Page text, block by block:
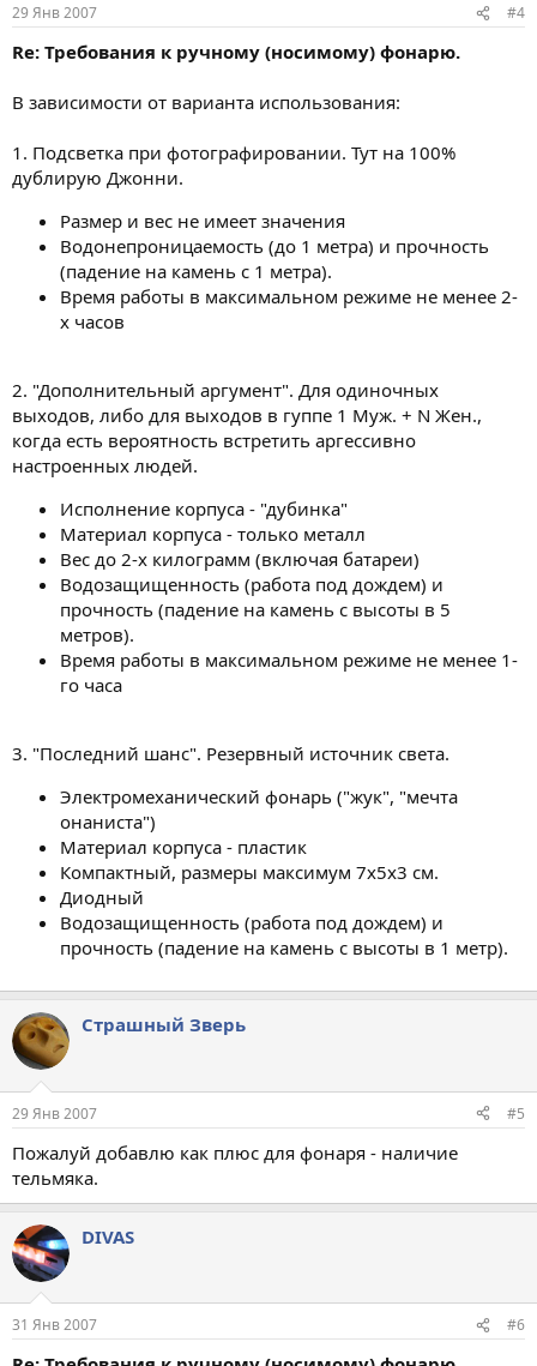
29 Янв 2007 #4
Re: Требования к ручному (носимому) фонарю.
В зависимости от варианта использования:
1. Подсветка при фотографировании. Тут на 100%
дублирую Джонни.
Размер и вес не имеет значения
Водонепроницаемость (до 1 метра) и прочность
(падение на камень с 1 метра).
Время работы в максимальном режиме не менее 2-
х часов
2. "Дополнительный аргумент". Для одиночных
выходов, либо для выходов в гуппе 1 Муж. + N Жен.,
когда есть вероятность встретить аргессивно
настроенных людей.
Исполнение корпуса - "дубинка"
Материал корпуса - только металл
Вес до 2-х килограмм (включая батареи)
Водозащищенность (работа под дождем) и
прочность (падение на камень с высоты в 5
метров).
Время работы в максимальном режиме не менее 1-
го часа
3. "Последний шанс". Резервный источник света.
Электромеханический фонарь ("жук", "мечта
онаниста")
Материал корпуса - пластик
Компактный, размеры максимум 7х5х3 см.
Диодный
Водозащищенность (работа под дождем) и
прочность (падение на камень с высоты в 1 метр).
Страшный Зверь
29 Янв 2007 #5
Пожалуй добавлю как плюс для фонаря - наличие
тельмяка.
DIVAS
31 Янв 2007 #6